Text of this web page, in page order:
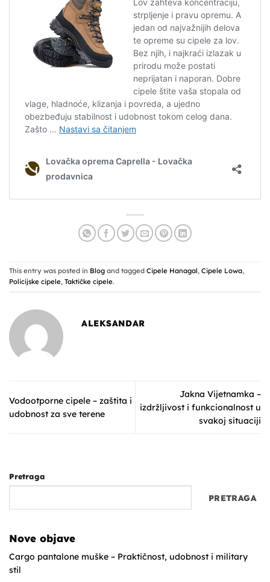
This entry was posted in Blog and tagged Cipele Hanagal, Cipele Lowa,
Policijske cipele, Taktičke cipele.
ALEKSANDAR
Vodootporne cipele – zaštita i
udobnost za sve terene
Jakna Vijetnamka –
izdržljivost i funkcionalnost u
svakoj situaciji
Pretraga
PRETRAGA
Nove objave
Cargo pantalone muške – Praktičnost, udobnost i military
stil